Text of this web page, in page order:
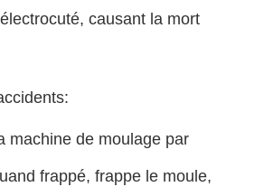
causant la mort
machine de moulage par
frappé, frappe le moule,